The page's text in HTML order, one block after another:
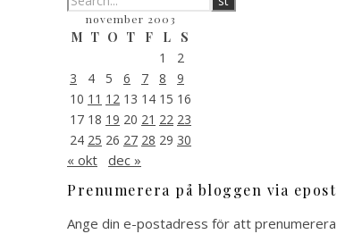
november 2003
M T O T F L
S
1
2
3
4 5 6 7 8
9
10 11 12 13 14 15 16
17 18 19 20 21 22 23
24 25 26 27 28 29 30
« okt dec »
Prenumerera på bloggen via epost
Ange din e-postadress för att prenumerera